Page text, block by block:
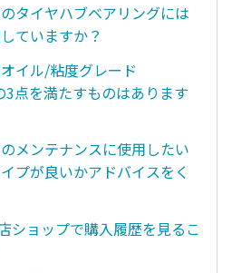
タイヤハブベアリングには
ていますか？
イル/粘度グレード
点を満たすものはあります
メンテナンスに使用したい
プが良いかアドバイスをく
ショップで購入履歴を見るこ